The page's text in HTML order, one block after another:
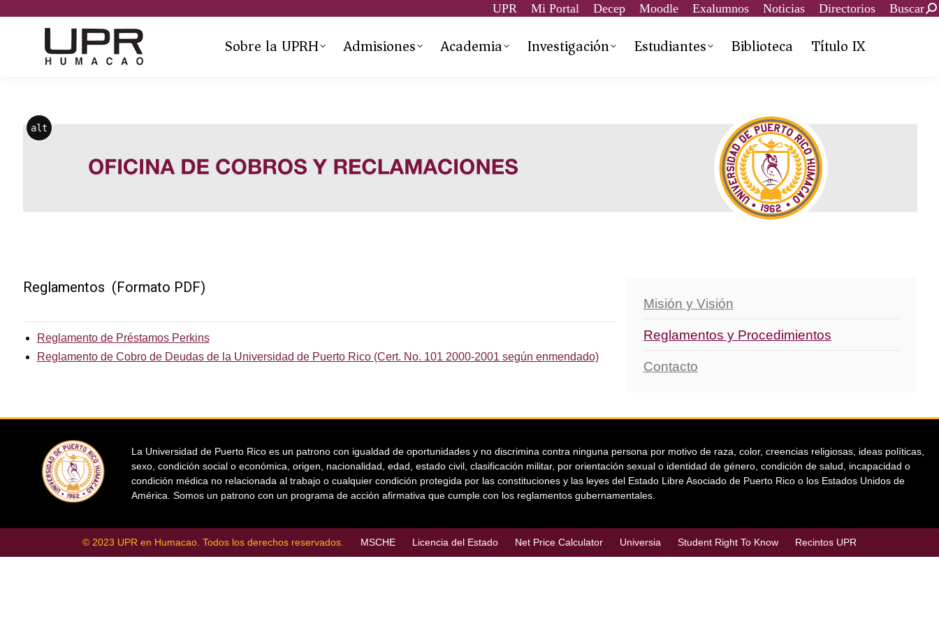
UPR Mi Portal Decep Moodle Exalumnos Noticias Directorios Buscar
Sobre la UPRH Admisiones Academia Investigación Estudiantes Biblioteca Título IX
alt
Reglamentos (Formato PDF)
Reglamento de Préstamos Perkins
Reglamento de Cobro de Deudas de la Universidad de Puerto Rico (Cert. No. 101 2000-2001 según enmendado)
Misión y Visión
Reglamentos y Procedimientos
Contacto
La Universidad de Puerto Rico es un patrono con igualdad de oportunidades y no discrimina contra ninguna persona por motivo de raza, color, creencias religiosas, ideas políticas,
sexo, condición social o económica, origen, nacionalidad, edad, estado civil, clasificación militar, por orientación sexual o identidad de género, condición de salud, incapacidad o
condición médica no relacionada al trabajo o cualquier condición protegida por las constituciones y las leyes del Estado Libre Asociado de Puerto Rico o los Estados Unidos de
América. Somos un patrono con un programa de acción afirmativa que cumple con los reglamentos gubernamentales.
© 2023 UPR en Humacao. Todos los derechos reservados. MSCHE Licencia del Estado Net Price Calculator Universia Student Right To Know Recintos UPR